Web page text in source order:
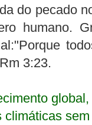
do pecado
humano.
3:23.
climáticas